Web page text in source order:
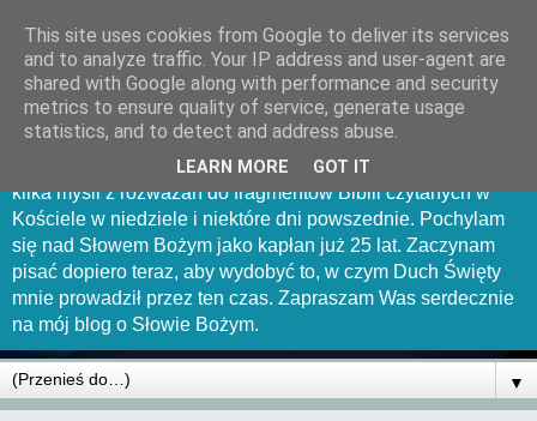
Mów Panie bo sługa Twój
słucha
Witam Was serdecznie na tej stronce. Chciałbym uchwycić
kilka myśli z rozważań do fragmentów Biblii czytanych w
Kościele w niedziele i niektóre dni powszednie. Pochylam
się nad Słowem Bożym jako kapłan już 25 lat. Zaczynam
pisać dopiero teraz, aby wydobyć to, w czym Duch Święty
mnie prowadził przez ten czas. Zapraszam Was serdecznie
na mój blog o Słowie Bożym.
▼
This site uses cookies from Google to deliver its services
and to analyze traffic. Your IP address and user-agent are
shared with Google along with performance and security
metrics to ensure quality of service, generate usage
statistics, and to detect and address abuse.
LEARN MORE GOT IT